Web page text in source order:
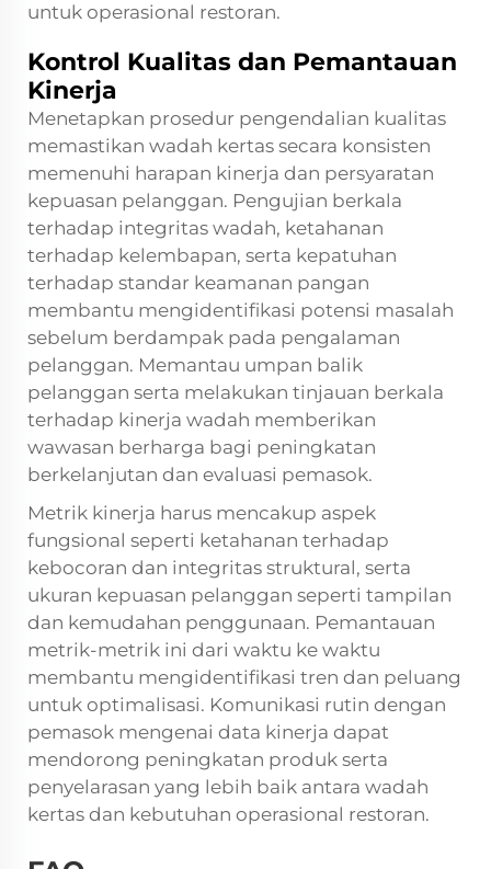
untuk operasional restoran.
Kontrol Kualitas dan Pemantauan
Kinerja
Menetapkan prosedur pengendalian kualitas
memastikan wadah kertas secara konsisten
memenuhi harapan kinerja dan persyaratan
kepuasan pelanggan. Pengujian berkala
terhadap integritas wadah, ketahanan
terhadap kelembapan, serta kepatuhan
terhadap standar keamanan pangan
membantu mengidentifikasi potensi masalah
sebelum berdampak pada pengalaman
pelanggan. Memantau umpan balik
pelanggan serta melakukan tinjauan berkala
terhadap kinerja wadah memberikan
wawasan berharga bagi peningkatan
berkelanjutan dan evaluasi pemasok.
Metrik kinerja harus mencakup aspek
fungsional seperti ketahanan terhadap
kebocoran dan integritas struktural, serta
ukuran kepuasan pelanggan seperti tampilan
dan kemudahan penggunaan. Pemantauan
metrik-metrik ini dari waktu ke waktu
membantu mengidentifikasi tren dan peluang
untuk optimalisasi. Komunikasi rutin dengan
pemasok mengenai data kinerja dapat
mendorong peningkatan produk serta
penyelarasan yang lebih baik antara wadah
kertas dan kebutuhan operasional restoran.